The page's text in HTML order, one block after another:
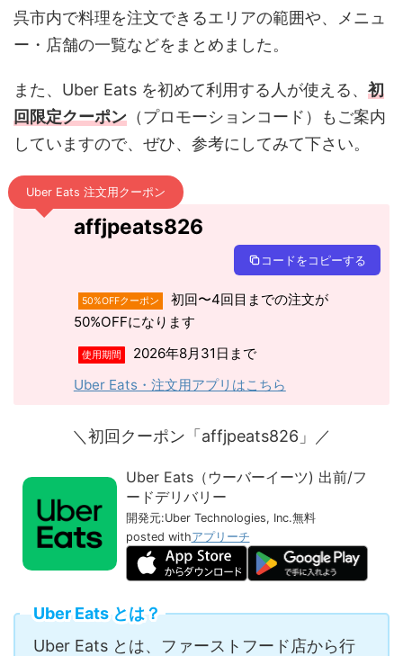
呉市内で料理を注文できるエリアの範囲や、メニュ
ー・店舗の一覧などをまとめました。
また、Uber Eats を初めて利用する人が使える、 初
回限定クーポン （プロモーションコード）もご案内
していますので、ぜひ、参考にしてみて下さい。
Uber Eats 注文用クーポン
affjpeats826
コードをコピーする
50%OFFクーポン
初回〜4回目までの注文が
50%OFFになります
使用期間
2026年8月31日まで
Uber Eats・注文用アプリはこちら
＼初回クーポン「affjpeats826」／
Uber Eats（ウーバーイーツ) 出前/フ
ードデリバリー
開発元:Uber Technologies, Inc.無料
posted withアプリーチ
Uber Eats とは？
Uber Eats とは、ファーストフード店から行